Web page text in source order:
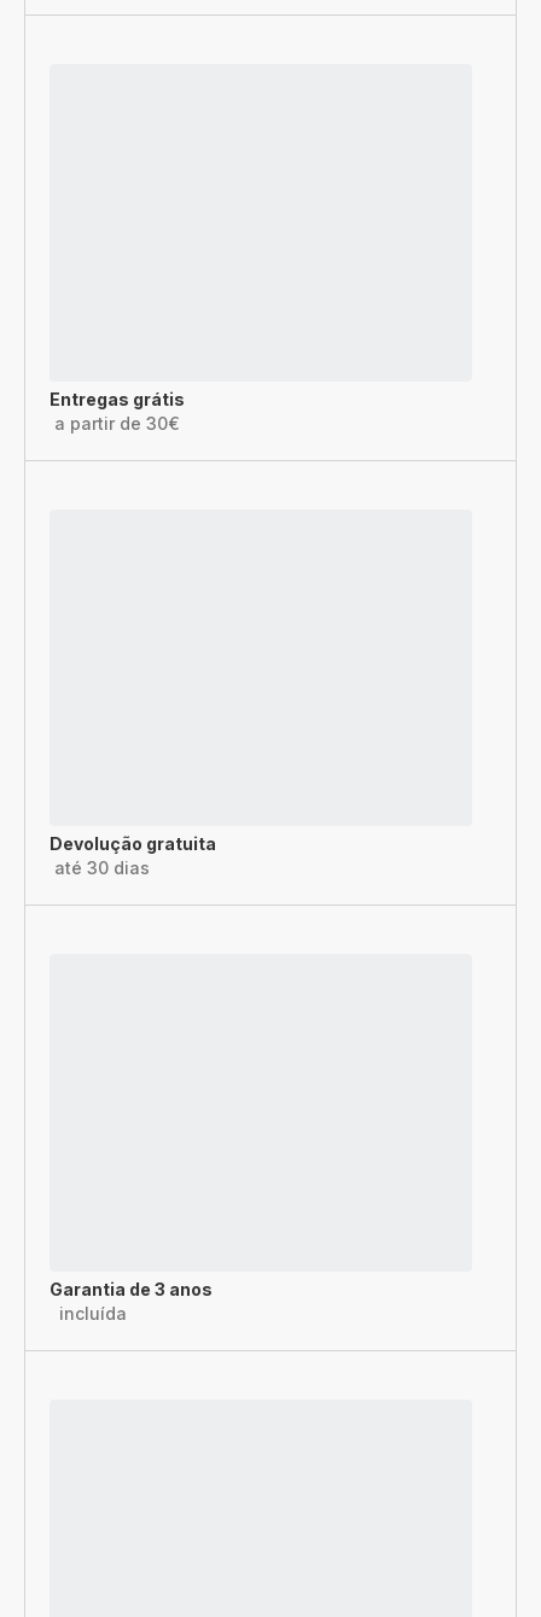
Entregas grátis
a partir de 30€
Devolução gratuita
até 30 dias
Garantia de 3 anos
incluída